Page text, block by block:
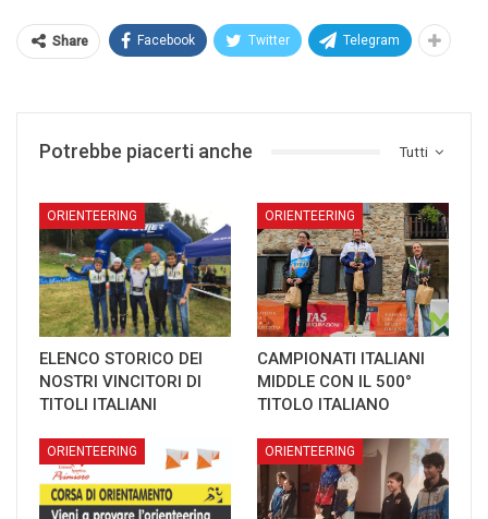
Share Facebook Twitter Telegram
Tutti
Potrebbe piacerti anche
ORIENTEERING
ELENCO STORICO DEI
NOSTRI VINCITORI DI
TITOLI ITALIANI
ORIENTEERING
CAMPIONATI ITALIANI
MIDDLE CON IL 500°
TITOLO ITALIANO
ORIENTEERING ORIENTEERING